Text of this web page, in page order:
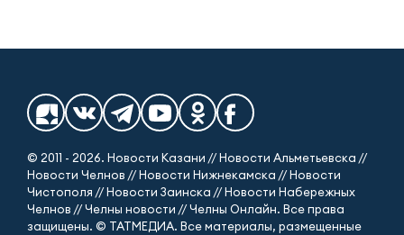
© 2011 - 2026. Новости Казани // Новости Альметьевска //
Новости Челнов // Новости Нижнекамска // Новости
Чистополя // Новости Заинска // Новости Набережных
Челнов // Челны новости // Челны Онлайн. Все права
защищены. © ТАТМЕДИА. Все материалы, размещенные